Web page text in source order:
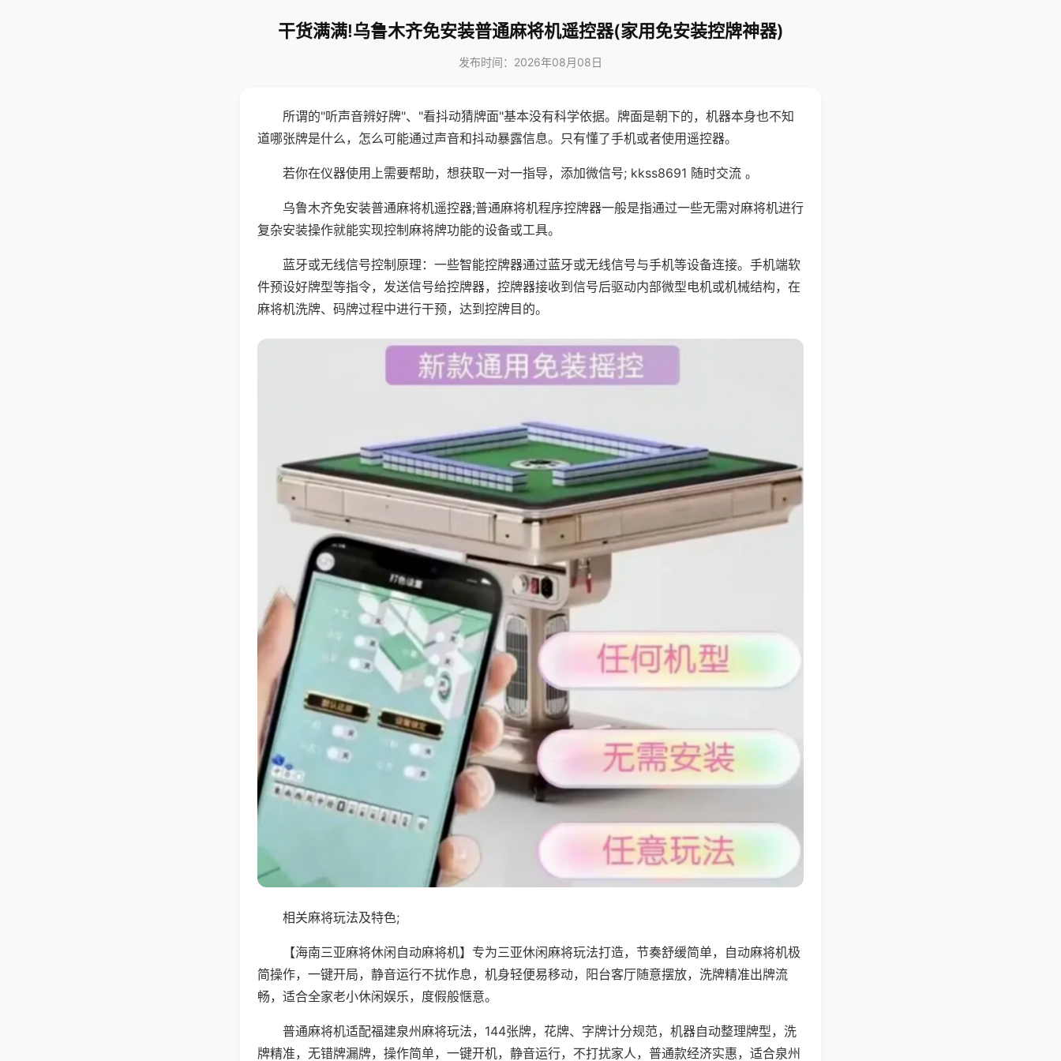
干货满满!乌鲁木齐免安装普通麻将机遥控器(家用免安装控牌神器)
发布时间：2026年08月08日
所谓的"听声音辨好牌"、"看抖动猜牌面"基本没有科学依据。牌面是朝下的，机器本身也不知
道哪张牌是什么，怎么可能通过声音和抖动暴露信息。只有懂了手机或者使用遥控器。
若你在仪器使用上需要帮助，想获取一对一指导，添加微信号; kkss8691 随时交流 。
乌鲁木齐免安装普通麻将机遥控器;普通麻将机程序控牌器一般是指通过一些无需对麻将机进行
复杂安装操作就能实现控制麻将牌功能的设备或工具。
蓝牙或无线信号控制原理：一些智能控牌器通过蓝牙或无线信号与手机等设备连接。手机端软
件预设好牌型等指令，发送信号给控牌器，控牌器接收到信号后驱动内部微型电机或机械结构，在
麻将机洗牌、码牌过程中进行干预，达到控牌目的。
相关麻将玩法及特色;
【海南三亚麻将休闲自动麻将机】专为三亚休闲麻将玩法打造，节奏舒缓简单，自动麻将机极
简操作，一键开局，静音运行不扰作息，机身轻便易移动，阳台客厅随意摆放，洗牌精准出牌流
畅，适合全家老小休闲娱乐，度假般惬意。
普通麻将机适配福建泉州麻将玩法，144张牌，花牌、字牌计分规范，机器自动整理牌型，洗
牌精准，无错牌漏牌，操作简单，一键开机，静音运行，不打扰家人，普通款经济实惠，适合泉州